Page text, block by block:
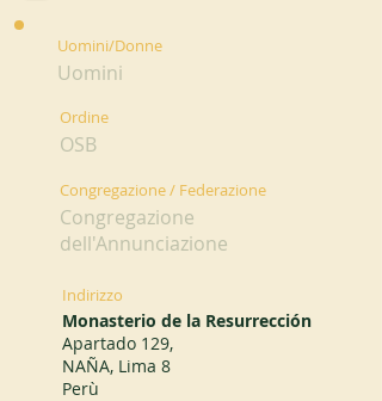
Uomini/Donne
Uomini
Ordine
OSB
Congregazione / Federazione
Congregazione
dell'Annunciazione
Indirizzo
Monasterio de la Resurrección
Apartado 129,
NAÑA, Lima 8
Perù